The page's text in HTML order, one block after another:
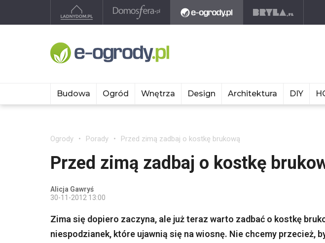
Budowa Ogród Wnętrza Design Architektura DIY
Ogrody Porady Przed zimą zadbaj o kostkę brukową
Przed zimą zadbaj o kostkę
Alicja Gawryś
30-11-2012 13:00
Zima się dopiero zaczyna, ale już teraz warto zadbać o kostkę
niespodzianek, które ujawnią się na wiosnę. Nie chcemy przecież,